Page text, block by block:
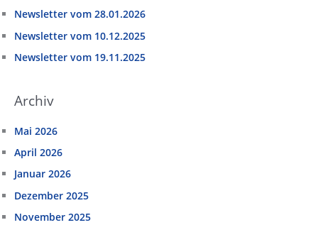
Newsletter vom 28.01.2026
Newsletter vom 10.12.2025
Newsletter vom 19.11.2025
Archiv
Mai 2026
April 2026
Januar 2026
Dezember 2025
November 2025